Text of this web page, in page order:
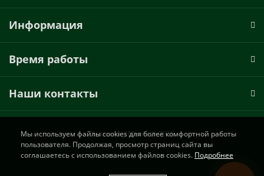
Информация
Время работы
Наши контакты
Лепнина у Милы © 2026
Мы используем файлы cookies для более комфортной работы
пользователя. Продолжая, просмотр страниц сайта вы
соглашаетесь с использованием файлов cookies. Подробнее